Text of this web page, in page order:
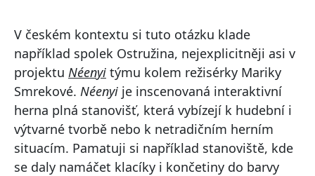
V českém kontextu si tuto otázku klade
například spolek Ostružina, nejexplicitněji asi v
projektu Néenyi týmu kolem režisérky Mariky
Smrekové. Néenyi je inscenovaná interaktivní
herna plná stanovišť, která vybízejí k hudební i
výtvarné tvorbě nebo k netradičním herním
situacím. Pamatuji si například stanoviště, kde
se daly namáčet klacíky i končetiny do barvy